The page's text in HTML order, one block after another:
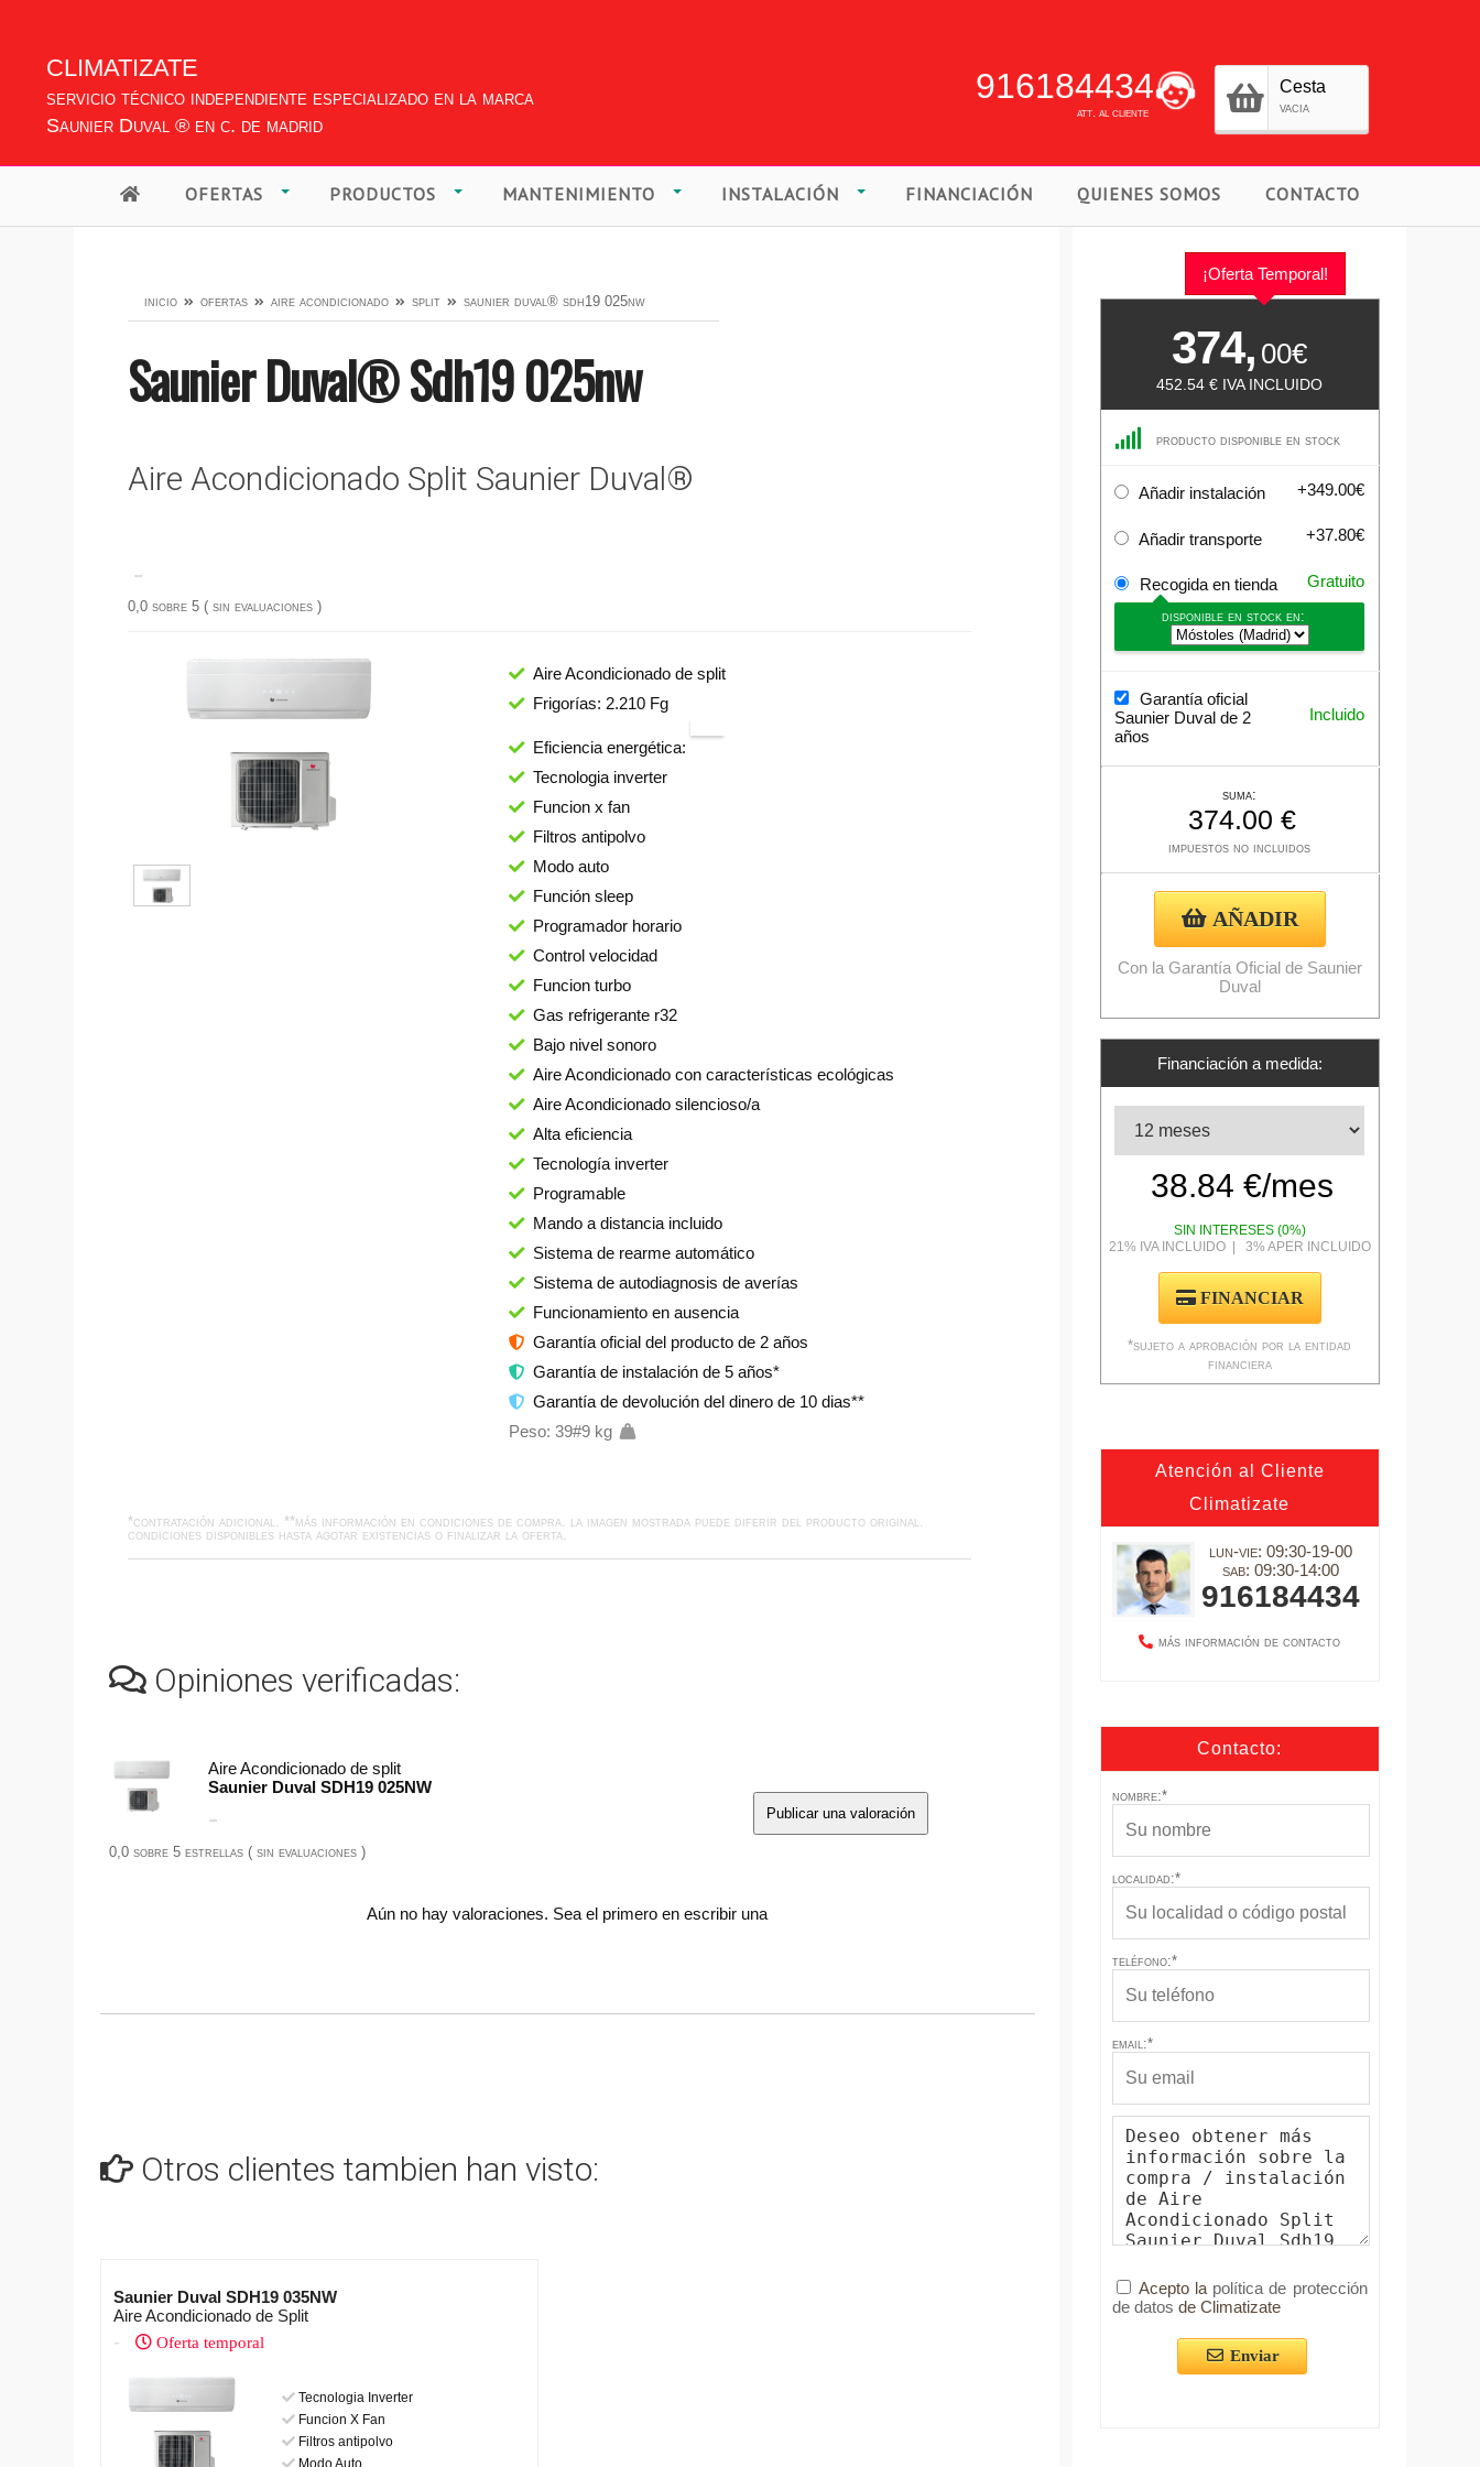
climatizate
servicio técnico independiente especializado en la marca
Saunier Duval ® en c. de madrid
916184434
att. al cliente
Cesta
vacia
OFERTAS PRODUCTOS MANTENIMIENTO INSTALACIÓN FINANCIACIÓN QUIENES SOMOS CONTACTO
inicio ofertas aire acondicionado split saunier duval® sdh19 025nw
Saunier Duval®Sdh19 025nw
Aire Acondicionado Split Saunier Duval®
-
0,0 sobre 5 ( sin evaluaciones )
Aire Acondicionado de split
Frigorías: 2.210 Fg
Eficiencia energética:
Tecnologia inverter
Funcion x fan
Filtros antipolvo
Modo auto
Función sleep
Programador horario
Control velocidad
Funcion turbo
Gas refrigerante r32
Bajo nivel sonoro
Aire Acondicionado con características ecológicas
Aire Acondicionado silencioso/a
Alta eficiencia
Tecnología inverter
Programable
Mando a distancia incluido
Sistema de rearme automático
Sistema de autodiagnosis de averías
Funcionamiento en ausencia
Garantía oficial del producto de 2 años
Garantía de instalación de 5 años*
Garantía de devolución del dinero de 10 dias**
Peso: 39#9 kg
*contratación adicional. **más información en condiciones de compra . la imagen mostrada puede diferir del producto original.
condiciones disponibles hasta agotar existencias o finalizar la oferta.
Opiniones verificadas:
Aire Acondicionado de split
Saunier Duval SDH19 025NW
-
0,0 sobre 5 estrellas ( sin evaluaciones )
Publicar una valoración
Aún no hay valoraciones. Sea el primero en escribir una
Otros clientes tambien han visto:
Saunier Duval SDH19 035NW
Aire Acondicionado de Split
- Oferta temporal
Tecnologia Inverter
Funcion X Fan
Filtros antipolvo
Modo Auto
¡Oferta Temporal!
374, 00€
452.54 € IVA INCLUIDO
producto disponible en stock
Añadir instalación +349.00€
Añadir transporte +37.80€
Recogida en tienda Gratuito
disponible en stock en:
Garantía oficial
Saunier Duval de 2
años
Incluido
suma:
impuestos no incluidos
AÑADIR
Con la Garantía Oficial de Saunier
Duval
Financiación a medida:
SIN INTERESES (0%)
21% IVA INCLUIDO | 3% APER INCLUIDO
FINANCIAR
*sujeto a aprobación por la entidad
financiera
Atención al Cliente
Climatizate
lun-vie: 09:30-19-00
sab: 09:30-14:00
916184434
más información de contacto
Contacto:
nombre:*
localidad:*
teléfono:*
email:*
Acepto la política de protección
de datos de Climatizate
Enviar